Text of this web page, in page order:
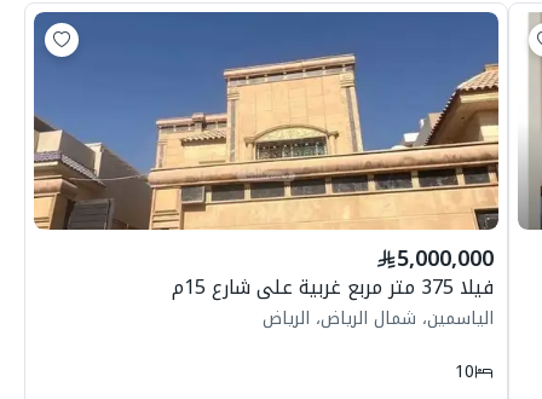
5,000,000
فيلا 375 متر مربع غربية على شارع 15م
الياسمين، شمال الرياض، الرياض
10